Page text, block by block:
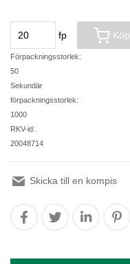
fp
Förpackningsstorlek:
50
Sekundär
förpackningsstorlek:
1000
RKV-id:
20048714
Köp
Skicka till en kompis